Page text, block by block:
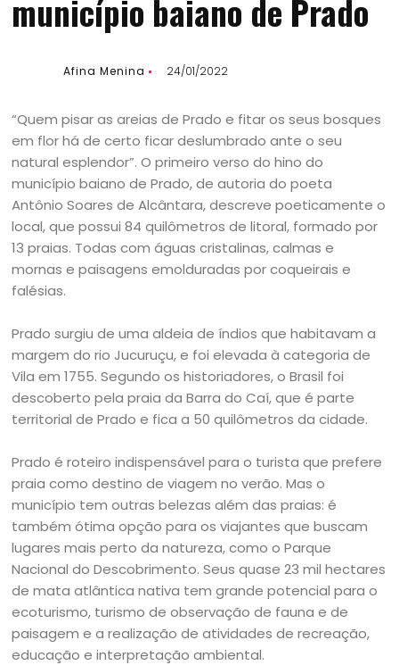
município baiano de Prado
Afina Menina 24/01/2022
“Quem pisar as areias de Prado e fitar os seus bosques
em flor há de certo ficar deslumbrado ante o seu
natural esplendor”. O primeiro verso do hino do
município baiano de Prado, de autoria do poeta
Antônio Soares de Alcântara, descreve poeticamente o
local, que possui 84 quilômetros de litoral, formado por
13 praias. Todas com águas cristalinas, calmas e
mornas e paisagens emolduradas por coqueirais e
falésias.
Prado surgiu de uma aldeia de índios que habitavam a
margem do rio Jucuruçu, e foi elevada à categoria de
Vila em 1755. Segundo os historiadores, o Brasil foi
descoberto pela praia da Barra do Caí, que é parte
territorial de Prado e fica a 50 quilômetros da cidade.
Prado é roteiro indispensável para o turista que prefere
praia como destino de viagem no verão. Mas o
município tem outras belezas além das praias: é
também ótima opção para os viajantes que buscam
lugares mais perto da natureza, como o Parque
Nacional do Descobrimento. Seus quase 23 mil hectares
de mata atlântica nativa tem grande potencial para o
ecoturismo, turismo de observação de fauna e de
paisagem e a realização de atividades de recreação,
educação e interpretação ambiental.